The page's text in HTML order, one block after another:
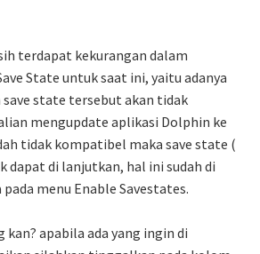
terdapat kekurangan dalam
State untuk saat ini, yaitu adanya
state tersebut akan tidak
mengupdate aplikasi Dolphin ke
tidak kompatibel maka save state (
dapat di lanjutkan, hal ini sudah di
menu Enable Savestates.
kan? apabila ada yang ingin di